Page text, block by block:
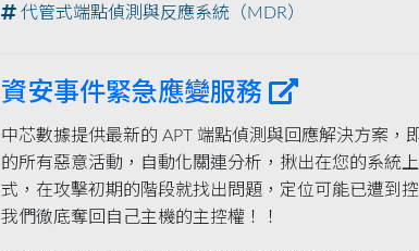
代管式端點偵測與反應系統（MDR）
資安事件緊急應變服務
中芯數據提供最新的 APT 端點偵測與回應解決方案，
的所有惡意活動，自動化關連分析，揪出在您的系統
式，在攻擊初期的階段就找出問題，定位可能已遭到
我們徹底奪回自己主機的主控權！！